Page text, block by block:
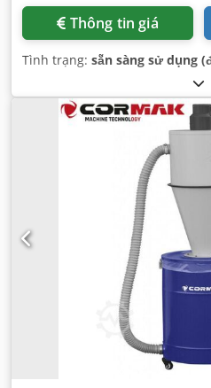
Thông tin giá
Tình trạng: sẵn sàng sử dụng